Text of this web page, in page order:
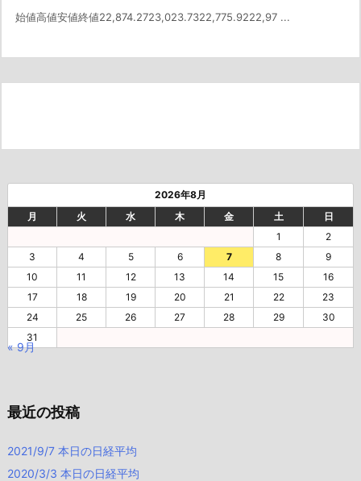
始値高値安値終値22,874.2723,023.7322,775.9222,97 ...
2026年8月
月
火 水 木 金 土
日
1
2
3
4 5 6 7 8
9
10
11 12 13 14 15
16
17
18 19 20 21 22
23
24
25 26 27 28 29
30
31
« 9月
最近の投稿
2021/9/7 本日の日経平均
2020/3/3 本日の日経平均